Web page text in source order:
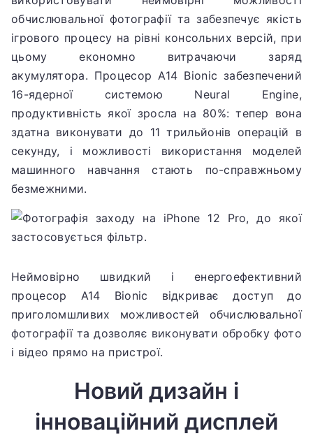
обчислювальної фотографії та забезпечує якість
ігрового процесу на рівні консольних версій, при
цьому економно витрачаючи заряд
акумулятора. Процесор A14 Bionic забезпечений
16-ядерної системою Neural Engine,
продуктивність якої зросла на 80%: тепер вона
здатна виконувати до 11 трильйонів операцій в
секунду, і можливості використання моделей
машинного навчання стають по-справжньому
безмежними.
Неймовірно швидкий і енергоефективний
процесор A14 Bionic відкриває доступ до
приголомшливих можливостей обчислювальної
фотографії та дозволяє виконувати обробку фото
і відео прямо на пристрої.
Новий дизайн і
інноваційний дисплей